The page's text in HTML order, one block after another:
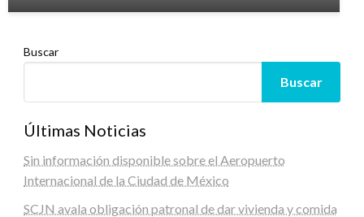
Buscar
Buscar
Últimas Noticias
Sin información disponible sobre el Aeropuerto
Internacional de la Ciudad de México
SCJN avala obligación patronal de dar vivienda y comida